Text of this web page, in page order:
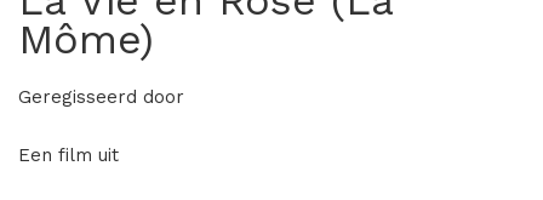
Môme)
Geregisseerd door
Een film uit